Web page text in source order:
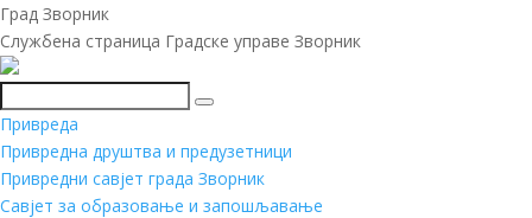
Град Зворник
Службена страница Градске управе Зворник
Претражи
Привреда
Привредна друштва и предузетници
Привредни савјет града Зворник
Савјет за образовање и запошљавање